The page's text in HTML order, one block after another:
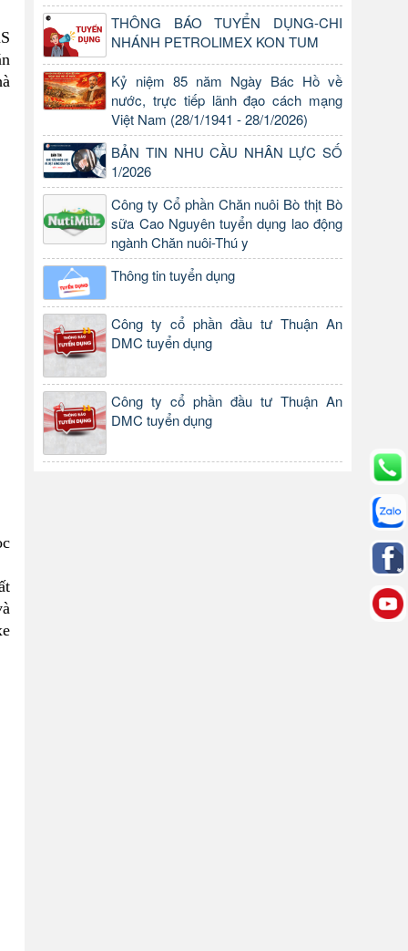
THÔNG BÁO TUYỂN DỤNG-CHI
NHÁNH PETROLIMEX KON TUM
Kỷ niệm 85 năm Ngày Bác Hồ về
nước, trực tiếp lãnh đạo cách mạng
Việt Nam (28/1/1941 - 28/1/2026)
BẢN TIN NHU CẦU NHÂN LỰC SỐ
1/2026
Công ty Cổ phần Chăn nuôi Bò thịt Bò
sữa Cao Nguyên tuyển dụng lao động
ngành Chăn nuôi-Thú y
Thông tin tuyển dụng
Công ty cổ phần đầu tư Thuận An
DMC tuyển dụng
Công ty cổ phần đầu tư Thuận An
DMC tuyển dụng